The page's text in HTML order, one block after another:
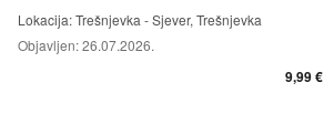
Lokacija:Trešnjevka - Sjever, Trešnjevka
Objavljen:26.07.2026.
9,99 €